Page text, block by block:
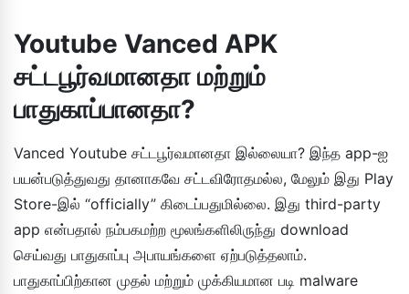
Youtube Vanced APK
சட்டபூர்வமானதா மற்றும்
பாதுகாப்பானதா?
Vanced Youtube சட்டபூர்வமானதா இல்லையா? இந்த app-ஐ
பயன்படுத்துவது தானாகவே சட்டவிரோதமல்ல, மேலும் இது Play
Store-இல் “officially” கிடைப்பதுமில்லை. இது third-party
app என்பதால் நம்பகமற்ற மூலங்களிலிருந்து download
செய்வது பாதுகாப்பு அபாயங்களை ஏற்படுத்தலாம்.
பாதுகாப்பிற்கான முதல் மற்றும் முக்கியமான படி malware